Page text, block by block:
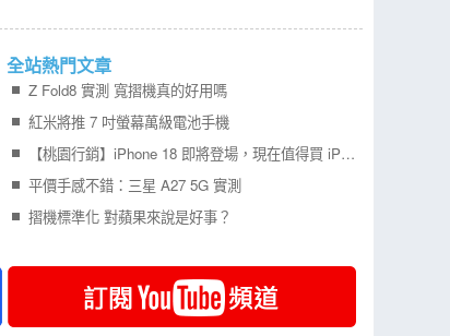
全站熱門文章
Z Fold8 實測 寬摺機真的好用嗎
紅米將推 7 吋螢幕萬級電池手機
【桃園行銷】iPhone 18 即將登場，現在值得買 iPhone 17 嗎？四款機型一次比較！
平價手感不錯：三星 A27 5G 實測
摺機標準化 對蘋果來說是好事？